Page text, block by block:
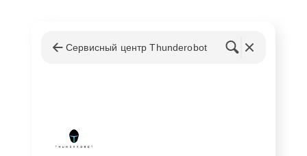
Сервисный центр Thunderobot